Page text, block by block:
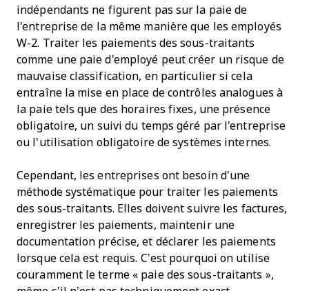
indépendants ne figurent pas sur la paie de
l'entreprise de la même manière que les employés
W-2. Traiter les paiements des sous-traitants
comme une paie d'employé peut créer un risque de
mauvaise classification, en particulier si cela
entraîne la mise en place de contrôles analogues à
la paie tels que des horaires fixes, une présence
obligatoire, un suivi du temps géré par l'entreprise
ou l'utilisation obligatoire de systèmes internes.
Cependant, les entreprises ont besoin d'une
méthode systématique pour traiter les paiements
des sous-traitants. Elles doivent suivre les factures,
enregistrer les paiements, maintenir une
documentation précise, et déclarer les paiements
lorsque cela est requis. C’est pourquoi on utilise
couramment le terme « paie des sous-traitants »,